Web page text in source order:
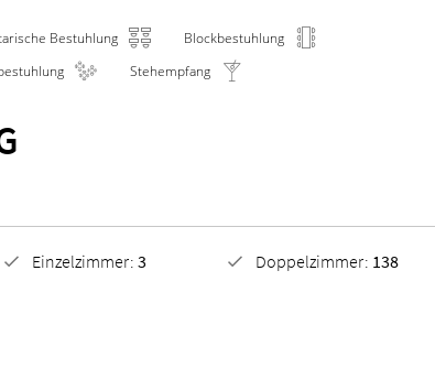
Bestuhlung
Blockbestuhlung
Stehempfang
Einzelzimmer:3 Doppelzimmer: 138